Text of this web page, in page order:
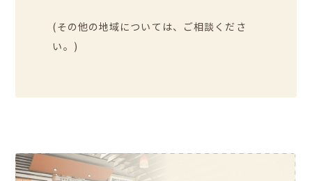
(その他の地域については、ご相談くださ
い。)